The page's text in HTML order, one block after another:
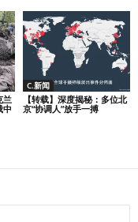
兰
中
C.新闻
【转载】深度揭秘：多位北
京“协调人”放手一搏